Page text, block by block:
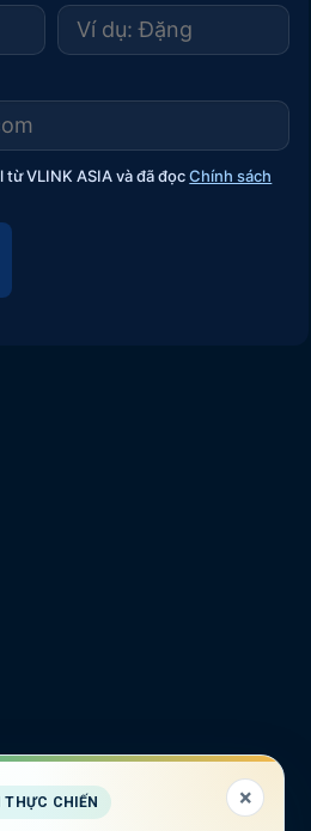
từ VLINK ASIA và đã đọcChính sách
THỰC CHIẾN ×